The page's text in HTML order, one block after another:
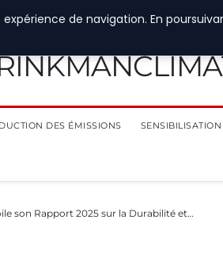
DES ÉMISSIONS
son Rapport 2025 sur la Durabilité et…
de navigation. En